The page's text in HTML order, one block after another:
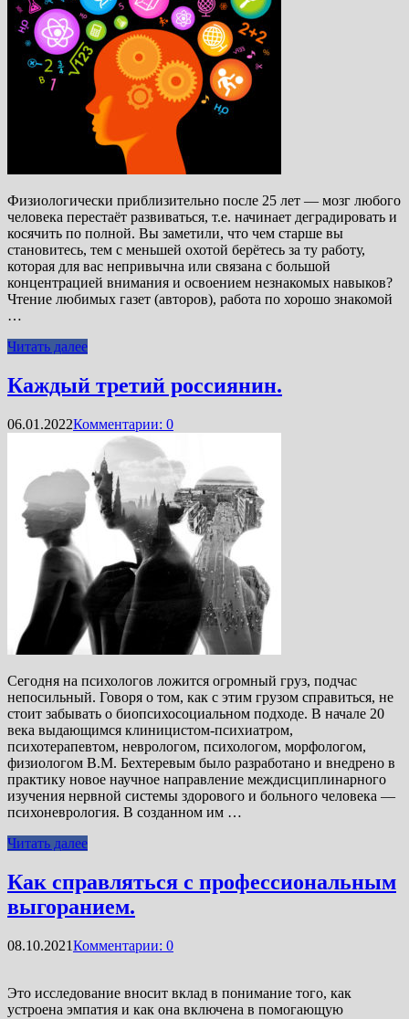
Физиологически приблизительно после 25 лет — мозг любого
человека перестаёт развиваться, т.е. начинает деградировать и
косячить по полной. Вы заметили, что чем старше вы
становитесь, тем с меньшей охотой берётесь за ту работу,
которая для вас непривычна или связана с большой
концентрацией внимания и освоением незнакомых навыков?
Чтение любимых газет (авторов), работа по хорошо знакомой
…
Читать далее
Каждый третий россиянин.
06.01.2022Комментарии: 0
Сегодня на психологов ложится огромный груз, подчас
непосильный. Говоря о том, как с этим грузом справиться, не
стоит забывать о биопсихосоциальном подходе. В начале 20
века выдающимся клиницистом-психиатром,
психотерапевтом, неврологом, психологом, морфологом,
физиологом В.М. Бехтеревым было разработано и внедрено в
практику новое научное направление междисциплинарного
изучения нервной системы здорового и больного человека —
психоневрология. В созданном им …
Читать далее
Как справляться с профессиональным
выгоранием.
08.10.2021Комментарии: 0
Это исследование вносит вклад в понимание того, как
устроена эмпатия и как она включена в помогающую